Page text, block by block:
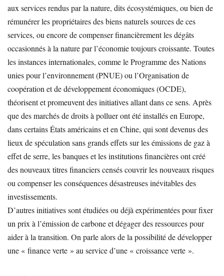
aux services rendus par la nature, dits écosystémiques, ou bien de
rémunérer les propriétaires des biens naturels sources de ces
services, ou encore de compenser financièrement les dégâts
occasionnés à la nature par l’économie toujours croissante. Toutes
les instances internationales, comme le Programme des Nations
unies pour l’environnement (PNUE) ou l’Organisation de
coopération et de développement économiques (OCDE),
théorisent et promeuvent des initiatives allant dans ce sens. Après
que des marchés de droits à polluer ont été installés en Europe,
dans certains États américains et en Chine, qui sont devenus des
lieux de spéculation sans grands effets sur les émissions de gaz à
effet de serre, les banques et les institutions financières ont créé
des nouveaux titres financiers censés couvrir les nouveaux risques
ou compenser les conséquences désastreuses inévitables des
investissements.
D’autres initiatives sont étudiées ou déjà expérimentées pour fixer
un prix à l’émission de carbone et dégager des ressources pour
aider à la transition. On parle alors de la possibilité de développer
une « finance verte » au service d’une « croissance verte ».